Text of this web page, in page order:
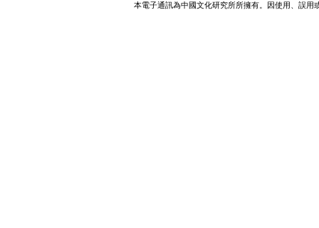
本電子通訊為中國文化研究所所擁有。因使用、誤